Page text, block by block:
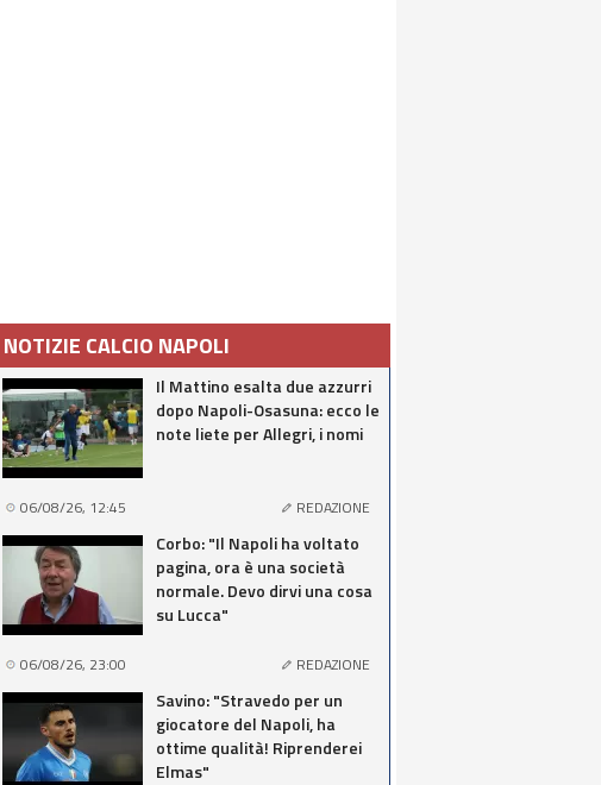
NOTIZIE CALCIO NAPOLI
Il Mattino esalta due azzurri
dopo Napoli-Osasuna: ecco le
note liete per Allegri, i nomi
06/08/26, 12:45 REDAZIONE
Corbo: "Il Napoli ha voltato
pagina, ora è una società
normale. Devo dirvi una cosa
su Lucca"
06/08/26, 23:00 REDAZIONE
Savino: "Stravedo per un
giocatore del Napoli, ha
ottime qualità! Riprenderei
Elmas"